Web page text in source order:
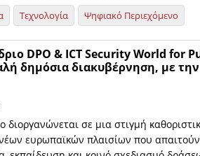
Τεχνολογία Ψηφιακό Περιεχόμενο
DPO & ICT Security World for
δημόσια διακυβέρνηση, με
διοργανώνεται σε μια στιγμή
ευρωπαϊκών πλαισίων που απαιτούν